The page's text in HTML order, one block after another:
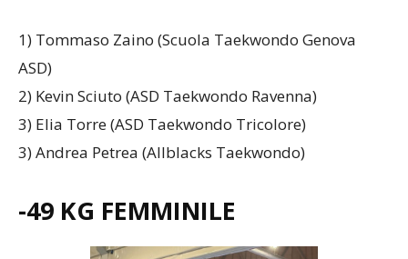
1) Tommaso Zaino (Scuola Taekwondo Genova
ASD)
2) Kevin Sciuto (ASD Taekwondo Ravenna)
3) Elia Torre (ASD Taekwondo Tricolore)
3) Andrea Petrea (Allblacks Taekwondo)
-49 KG FEMMINILE